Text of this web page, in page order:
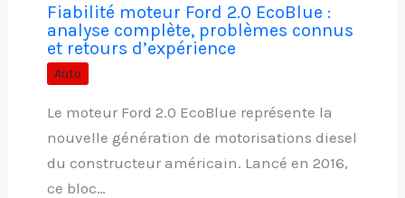
Fiabilité moteur Ford 2.0 EcoBlue :
analyse complète, problèmes connus
et retours d’expérience
Auto
Le moteur Ford 2.0 EcoBlue représente la
nouvelle génération de motorisations diesel
du constructeur américain. Lancé en 2016,
ce bloc…